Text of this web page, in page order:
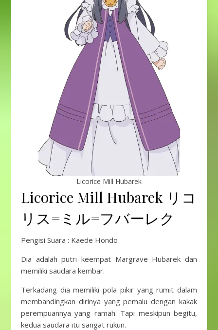
Licorice Mill Hubarek
Licorice Mill Hubarek リコ
リス=ミル=フバーレク
Pengisi Suara : Kaede Hondo
Dia adalah putri keempat Margrave Hubarek dan
memiliki saudara kembar.
Terkadang dia memiliki pola pikir yang rumit dalam
membandingkan dirinya yang pemalu dengan kakak
perempuannya yang ramah. Tapi meskipun begitu,
kedua saudara itu sangat rukun.